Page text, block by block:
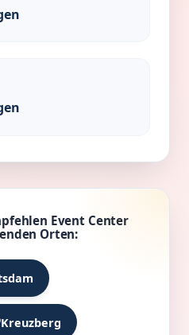
Event Center
Orten:
Kreuzberg